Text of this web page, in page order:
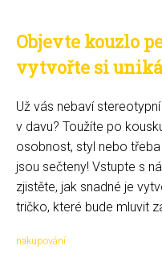
Objevte kouzlo
vytvořte si
Už vás nebaví
v davu? Toužíte po
osobnost, styl nebo
jsou sečteny! Vstupte s
zjistěte, jak snadné je
tričko, které bude mluvit
nakupování